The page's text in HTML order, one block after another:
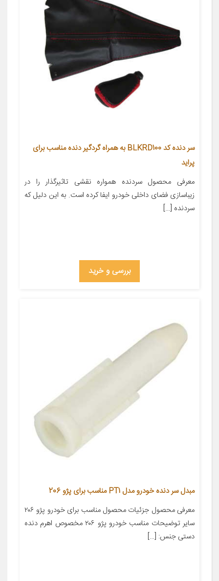
سر دنده کد BLKRD100 به همراه گردگیر دنده مناسب برای
پراید
معرفی محصول سردنده همواره نقشی تاثیرگذار را در
زیباسازی فضای داخلی خودرو ایفا کرده است. به این دلیل که
سردنده […]
بررسی و خرید
مبدل سر دنده خودرو مدل PT1 مناسب برای پژو 206
معرفی محصول جزئیات محصول مناسب برای خودرو پژو ۲۰۶
سایر توضیحات مناسب خودرو پژو ۲۰۶ مخصوص اهرم دنده
دستی جنس: […]